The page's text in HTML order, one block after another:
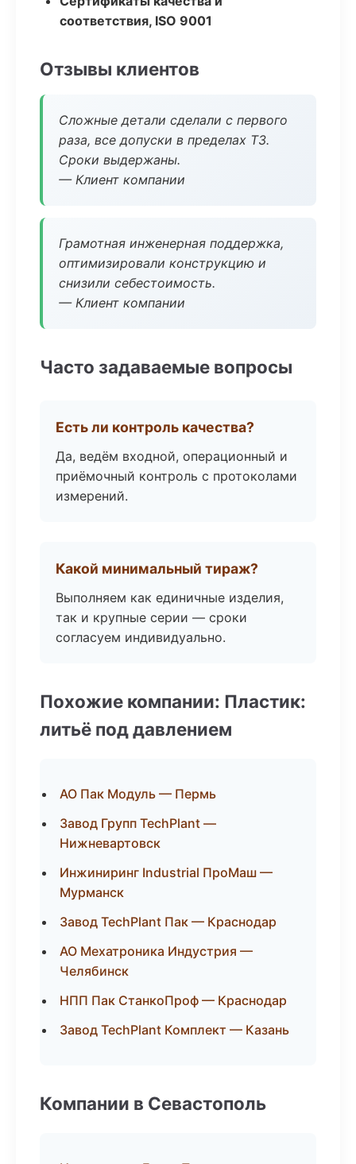
соответствия, ISO 9001
Отзывы клиентов
Сложные детали сделали с первого
раза, все допуски в пределах ТЗ.
Сроки выдержаны.
— Клиент компании
Грамотная инженерная поддержка,
оптимизировали конструкцию и
снизили себестоимость.
— Клиент компании
Часто задаваемые вопросы
Есть ли контроль качества?
Да, ведём входной, операционный и
приёмочный контроль с протоколами
измерений.
Какой минимальный тираж?
Выполняем как единичные изделия,
так и крупные серии — сроки
согласуем индивидуально.
Похожие компании: Пластик:
литьё под давлением
АО Пак Модуль — Пермь
Завод Групп TechPlant —
Нижневартовск
Инжиниринг Industrial ПроМаш —
Мурманск
Завод TechPlant Пак — Краснодар
АО Мехатроника Индустрия —
Челябинск
НПП Пак СтанкоПроф — Краснодар
Завод TechPlant Комплект — Казань
Компании в Севастополь